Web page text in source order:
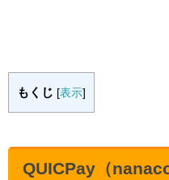
もくじ [表示]
QUICPay（